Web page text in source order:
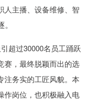
人主播、设备维修、智
超过30000名员工踊跃
赛，最终脱颖而出的选
注务实的工匠风貌。本
作岗位，也积极融入电